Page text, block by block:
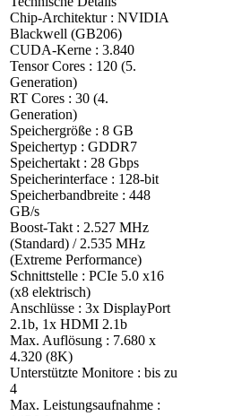
Chip-Architektur : NVIDIA
Blackwell (GB206)
CUDA-Kerne : 3.840
Tensor Cores : 120 (5.
Generation)
RT Cores : 30 (4.
Generation)
Speichergröße : 8 GB
Speichertyp : GDDR7
Speichertakt : 28 Gbps
Speicherinterface : 128-bit
Speicherbandbreite : 448
GB/s
Boost-Takt : 2.527 MHz
(Standard) / 2.535 MHz
(Extreme Performance)
Schnittstelle : PCIe 5.0 x16
(x8 elektrisch)
Anschlüsse : 3x DisplayPort
2.1b, 1x HDMI 2.1b
Max. Auflösung : 7.680 x
4.320 (8K)
Unterstützte Monitore : bis zu
4
Max. Leistungsaufnahme :